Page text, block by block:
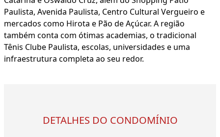
Paulista, Avenida Paulista, Centro Cultural Vergueiro e
mercados como Hirota e Pão de Açúcar. A região
também conta com ótimas academias, o tradicional
Tênis Clube Paulista, escolas, universidades e uma
infraestrutura completa ao seu redor.
DETALHES DO CONDOMÍNIO